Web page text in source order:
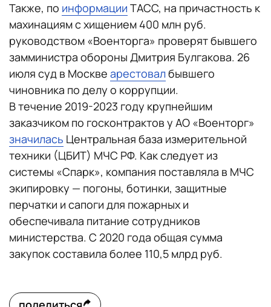
Также, по информации ТАСС, на причастность к
махинациям с хищением 400 млн руб.
руководством «Военторга» проверят бывшего
замминистра обороны Дмитрия Булгакова. 26
июля суд в Москве арестовалбывшего
чиновника по делу о коррупции.
В течение 2019-2023 году крупнейшим
заказчиком по госконтрактов у АО «Военторг»
значилась Центральная база измерительной
техники (ЦБИТ) МЧС РФ. Как следует из
системы «Спарк», компания поставляла в МЧС
экипировку — погоны, ботинки, защитные
перчатки и сапоги для пожарных и
обеспечивала питание сотрудников
министерства. С 2020 года общая сумма
закупок составила более 110,5 млрд руб.